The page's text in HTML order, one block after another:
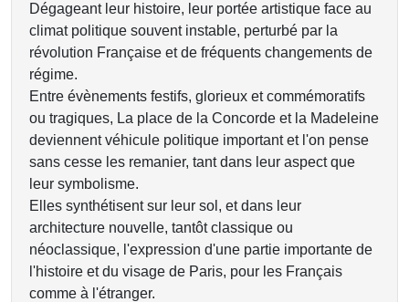
Dégageant leur histoire, leur portée artistique face au
climat politique souvent instable, perturbé par la
révolution Française et de fréquents changements de
régime.
Entre évènements festifs, glorieux et commémoratifs
ou tragiques, La place de la Concorde et la Madeleine
deviennent véhicule politique important et l'on pense
sans cesse les remanier, tant dans leur aspect que
leur symbolisme.
Elles synthétisent sur leur sol, et dans leur
architecture nouvelle, tantôt classique ou
néoclassique, l'expression d'une partie importante de
l'histoire et du visage de Paris, pour les Français
comme à l'étranger.